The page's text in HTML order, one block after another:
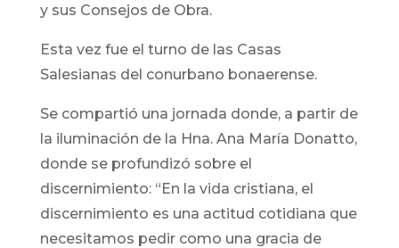
y sus Consejos de Obra.
Esta vez fue el turno de las Casas
Salesianas del conurbano bonaerense.
Se compartió una jornada donde, a partir de
la iluminación de la Hna. Ana María Donatto,
donde se profundizó sobre el
discernimiento: “En la vida cristiana, el
discernimiento es una actitud cotidiana que
necesitamos pedir como una gracia de